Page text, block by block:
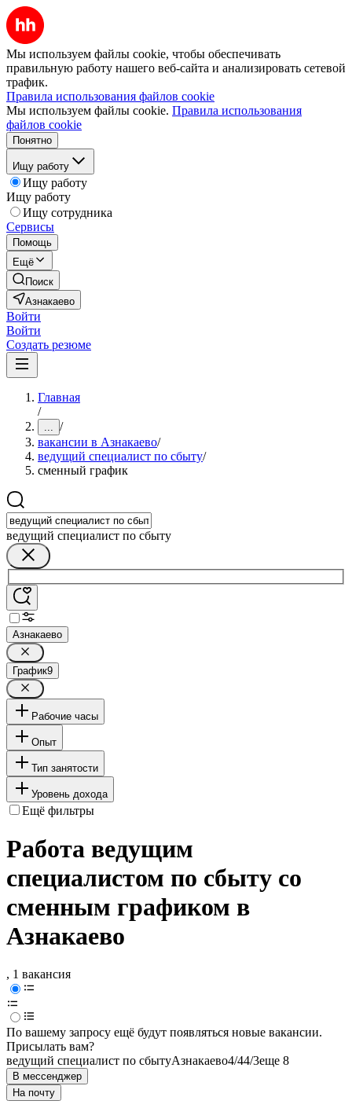
Мы используем файлы cookie, чтобы обеспечивать
правильную работу нашего веб-сайта и анализировать сетевой
трафик.
Правила использования файлов cookie
Мы используем файлы cookie. Правила использования
файлов cookie
Понятно
Ищу работу
Ищу работу
Ищу работу
Ищу сотрудника
Сервисы
Помощь
Ещё
Поиск
Азнакаево
Войти
Войти
Создать резюме
Главная
/
... /
вакансии в Азнакаево/
ведущий специалист по сбыту/
сменный график
ведущий специалист по сбыту
Азнакаево
График9
Рабочие часы
Опыт
Тип занятости
Уровень дохода
Ещё фильтры
Работа ведущим
специалистом по сбыту со
сменным графиком в
Азнакаево
, 1 вакансия
По вашему запросу ещё будут появляться новые вакансии.
Присылать вам?
ведущий специалист по сбытуАзнакаево4/44/3еще 8
В мессенджер
На почту